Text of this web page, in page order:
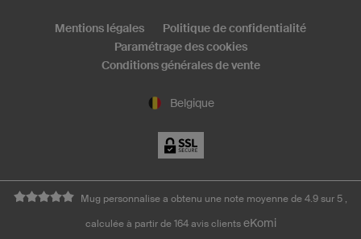
Belgique
Mentions légales
Politique de confidentialité
Paramétrage des cookies
Conditions générales de vente
Mug personnalise a obtenu une note moyenne de 4.9 sur 5 ,
calculée à partir de 164 avis clients eKomi